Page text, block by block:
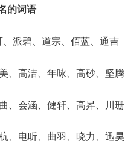
的词语
派碧、道宗、佰蓝、通吉
、高洁、年咏、高砂、坚腾
、会涵、健轩、高昇、川珊
、电听、曲羽、晓力、迅昊